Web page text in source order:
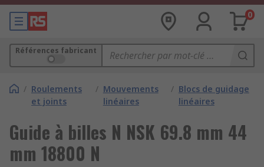
0
Références fabricant
/ Roulements
et joints
/ Mouvements
linéaires
/ Blocs de guidage
linéaires
Guide à billes N NSK 69.8 mm 44
mm 18800 N